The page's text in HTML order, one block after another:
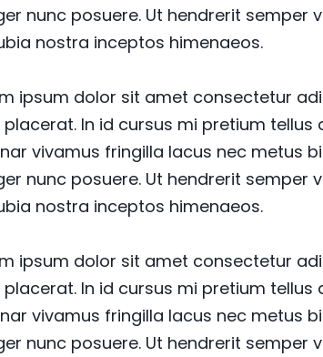
nunc posuere. Ut hendrerit
nostra inceptos himenaeos.
ipsum dolor sit amet consectetur
placerat. In id cursus mi pretium
vivamus fringilla lacus nec metus
nunc posuere. Ut hendrerit
nostra inceptos himenaeos.
ipsum dolor sit amet consectetur
placerat. In id cursus mi pretium
vivamus fringilla lacus nec metus
nunc posuere. Ut hendrerit